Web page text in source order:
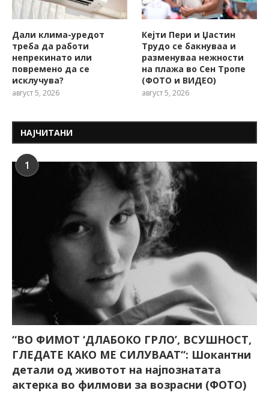
Дали клима-уредот
треба да работи
непрекинато или
повремено да се
исклучува?
август 5, 2026
Кејти Пери и Џастин
Трудо се бакнуваа и
разменуваа нежности
на плажа во Сен Тропе
(ФОТО и ВИДЕО)
август 5, 2026
НАЈЧИТАНИ
1
“ВО ФИМОТ ‘ДЛАБОКО ГРЛО’, ВСУШНОСТ,
ГЛЕДАТЕ КАКО МЕ СИЛУВААТ“: Шокантни
детали од животот на најпознатата
актерка во филмови за возрасни (ФОТО)